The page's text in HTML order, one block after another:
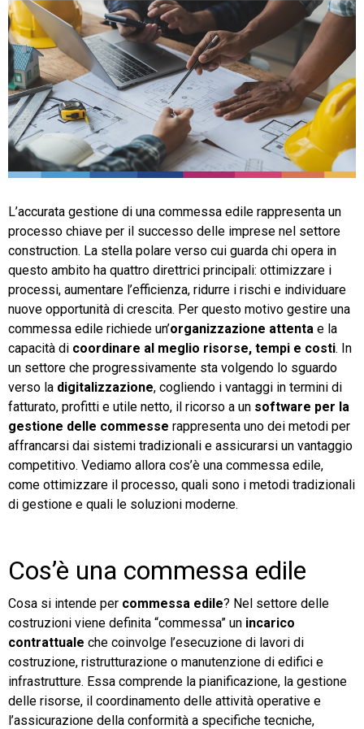
Fatturazione
Financial Solutions
HR
Trust Services
TeamSystem Corporate
TeamSystem Store
L’accurata gestione di una commessa edile rappresenta un
processo chiave per il successo delle imprese nel settore
construction. La stella polare verso cui guarda chi opera in
questo ambito ha quattro direttrici principali: ottimizzare i
processi, aumentare l’efficienza, ridurre i rischi e individuare
nuove opportunità di crescita. Per questo motivo gestire una
commessa edile richiede un’organizzazione attenta e la
capacità di coordinare al meglio risorse, tempi e costi. In
un settore che progressivamente sta volgendo lo sguardo
verso la digitalizzazione, cogliendo i vantaggi in termini di
fatturato, profitti e utile netto, il ricorso a un software per la
gestione delle commesse rappresenta uno dei metodi per
affrancarsi dai sistemi tradizionali e assicurarsi un vantaggio
competitivo. Vediamo allora cos’è una commessa edile,
come ottimizzare il processo, quali sono i metodi tradizionali
di gestione e quali le soluzioni moderne.
Cos’è una commessa edile
Cosa si intende per commessa edile? Nel settore delle
costruzioni viene definita “commessa” un incarico
contrattuale che coinvolge l’esecuzione di lavori di
costruzione, ristrutturazione o manutenzione di edifici e
infrastrutture. Essa comprende la pianificazione, la gestione
delle risorse, il coordinamento delle attività operative e
l’assicurazione della conformità a specifiche tecniche,